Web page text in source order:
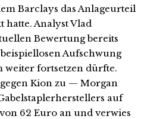
Barclays das Anlageurteil
hatte. Analyst Vlad
Bewertung bereits
Aufschwung
weiter fortsetzen dürfte.
Kion zu — Morgan
auf
62 Euro an und verwies